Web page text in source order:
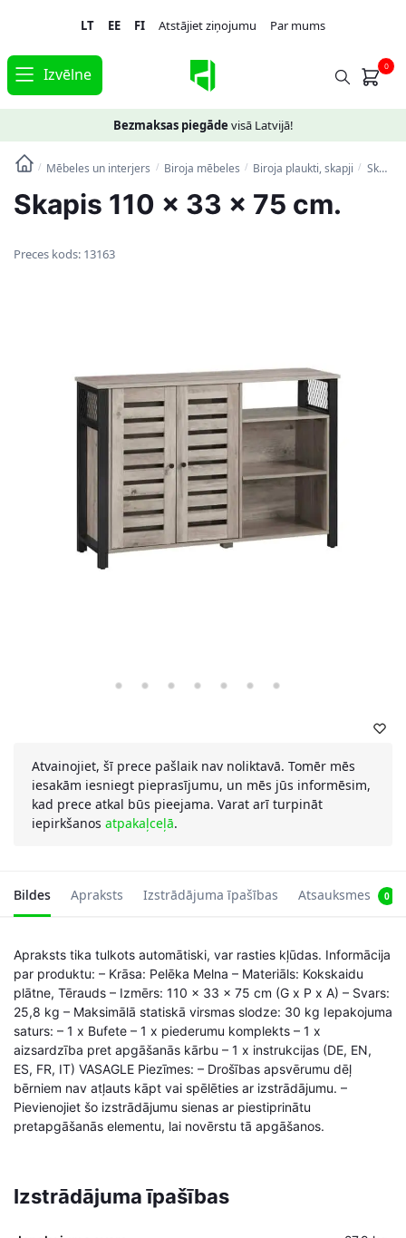
navigation
content
LT EE FI Atstājiet ziņojumu Par mums
Izvēlne 0
Bezmaksas piegāde visā Latvijā!
/ Mēbeles un interjers / Biroja mēbeles / Biroja plaukti, skapji / Skapis 110 x 33 x 75 cm.
Skapis 110 x 33 x 75 cm.
Preces kods: 13163
Atvainojiet, šī prece pašlaik nav noliktavā. Tomēr mēs
iesakām iesniegt pieprasījumu, un mēs jūs informēsim,
kad prece atkal būs pieejama. Varat arī turpināt
iepirkšanos atpakaļceļā.
Bildes Apraksts Izstrādājuma īpašības Atsauksmes 0
Apraksts tika tulkots automātiski, var rasties kļūdas. Informācija
par produktu: – Krāsa: Pelēka Melna – Materiāls: Kokskaidu
plātne, Tērauds – Izmērs: 110 x 33 x 75 cm (G x P x A) – Svars:
25,8 kg – Maksimālā statiskā virsmas slodze: 30 kg Iepakojuma
saturs: – 1 x Bufete – 1 x piederumu komplekts – 1 x
aizsardzība pret apgāšanās kārbu – 1 x instrukcijas (DE, EN,
ES, FR, IT) VASAGLE Piezīmes: – Drošības apsvērumu dēļ
bērniem nav atļauts kāpt vai spēlēties ar izstrādājumu. –
Pievienojiet šo izstrādājumu sienas ar piestiprinātu
pretapgāšanās elementu, lai novērstu tā apgāšanos.
Izstrādājuma īpašības